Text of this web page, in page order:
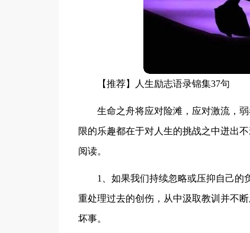
【推荐】人生励志语录锦集37句
生命之舟将应对险滩，应对激流，
限的乐趣都在于对人生的挑战之中迸出
阅读。
1、如果我们持续忽略或压抑自己的
重处理过去的创伤，从中汲取教训并不
坏事。